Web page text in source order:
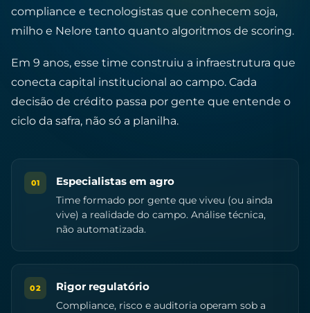
compliance e tecnologistas que conhecem soja,
milho e Nelore tanto quanto algoritmos de scoring.
Em 9 anos, esse time construiu a infraestrutura que
conecta capital institucional ao campo. Cada
decisão de crédito passa por gente que entende o
ciclo da safra, não só a planilha.
01 Especialistas em agro
Time formado por gente que viveu (ou ainda
vive) a realidade do campo. Análise técnica,
não automatizada.
02 Rigor regulatório
Compliance, risco e auditoria operam sob a